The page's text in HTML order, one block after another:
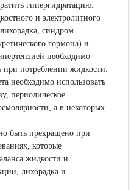
гипергидратацию.
и электролитного
синдром
гормона) и
необходимо
при потреблении жидкости.
необходимо использовать
периодическое
а в некоторых
быть прекращено при
которые
жидкости и
лихорадка и